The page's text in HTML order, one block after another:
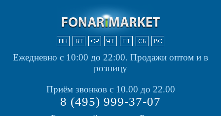
Ежедневно с 10:00 до 22:00. Продажи оптом и в
розницу
Приём звонков с 10.00 до 22.00
8 (495) 999-37-07